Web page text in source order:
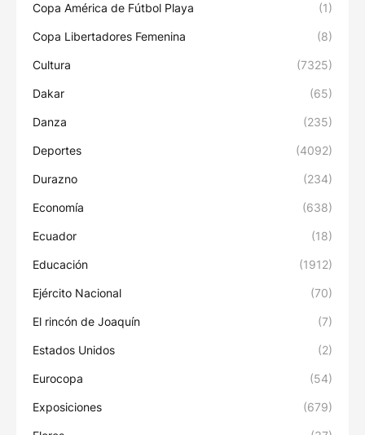
Copa América de Fútbol Playa (1)
Copa Libertadores Femenina (8)
Cultura (7325)
Dakar (65)
Danza (235)
Deportes (4092)
Durazno (234)
Economía (638)
Ecuador (18)
Educación (1912)
Ejército Nacional (70)
El rincón de Joaquín (7)
Estados Unidos (2)
Eurocopa (54)
Exposiciones (679)